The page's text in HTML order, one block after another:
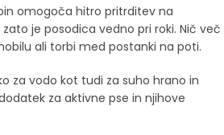
omogoča hitro pritrditev na
je posodica vedno pri roki. Nič več
ali torbi med postanki na poti.
za vodo kot tudi za suho hrano in
za aktivne pse in njihove